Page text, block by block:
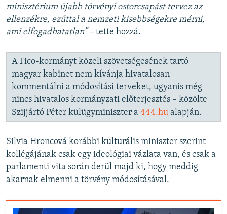
minisztérium újabb törvényi ostorcsapást tervez az
ellenzékre, ezúttal a nemzeti kisebbségekre mérni,
ami elfogadhatatlan” – tette hozzá.
A Fico-kormányt közeli szövetségesének tartó
magyar kabinet nem kívánja hivatalosan
kommentálni a módosítási terveket, ugyanis még
nincs hivatalos kormányzati előterjesztés – közölte
Szijjártó Péter külügyminiszter a 444.hu alapján.
Silvia Hroncová korábbi kulturális miniszter szerint
kollégájának csak egy ideológiai vázlata van, és csak a
parlamenti vita során derül majd ki, hogy meddig
akarnak elmenni a törvény módosításával.